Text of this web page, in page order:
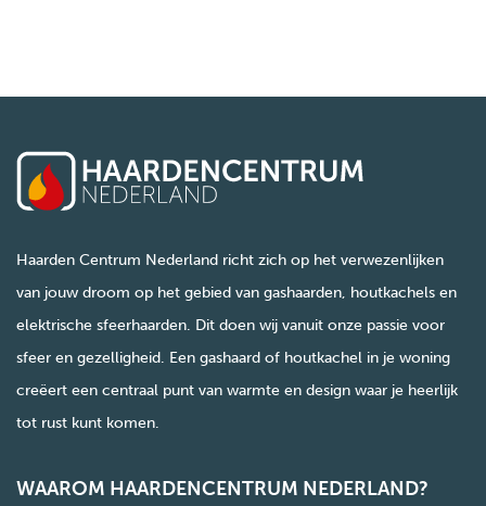
Haarden Centrum Nederland richt zich op het verwezenlijken
van jouw droom op het gebied van gashaarden, houtkachels en
elektrische sfeerhaarden. Dit doen wij vanuit onze passie voor
sfeer en gezelligheid. Een gashaard of houtkachel in je woning
creëert een centraal punt van warmte en design waar je heerlijk
tot rust kunt komen.
WAAROM HAARDENCENTRUM NEDERLAND?